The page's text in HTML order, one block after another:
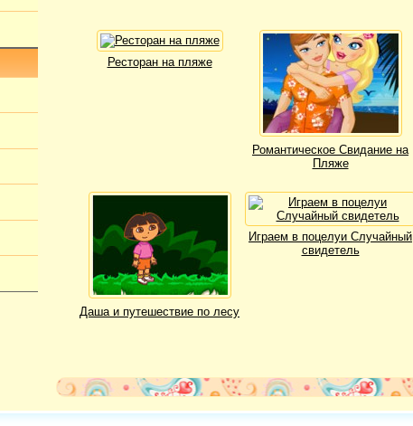
Ресторан на пляже
Романтическое Свидание на
Пляже
Даша и путешествие по лесу
Играем в поцелуи Случайный
свидетель